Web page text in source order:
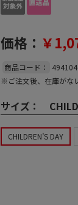
価格： ￥
商品コード：
※ご注文後、在庫がな
サイズ：
CHILDREN’S DAY